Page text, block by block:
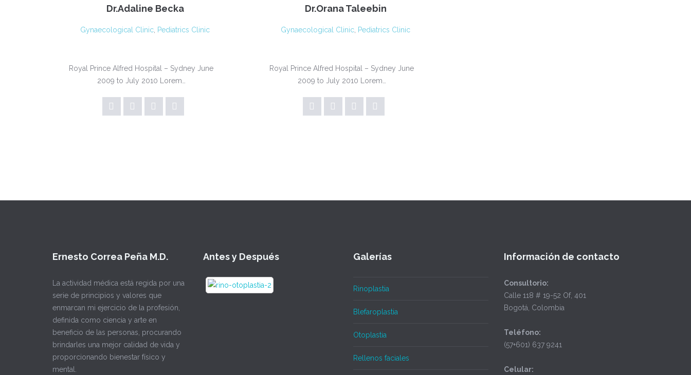
Dr.Adaline Becka
Gynaecological Clinic Pediatrics Clinic
Royal Prince Alfred Hospital – Sydney June
2009 to July 2010 Lorem…
Dr.Orana Taleebin
Gynaecological Clinic Pediatrics Clinic
Royal Prince Alfred Hospital – Sydney June
2009 to July 2010 Lorem…
Ernesto Correa Peña M.D.
La actividad médica está regida por una
serie de principios y valores que
enmarcan mi ejercicio de la profesión,
definida como ciencia y arte en
beneficio de las personas, procurando
brindarles una mejor calidad de vida y
proporcionando bienestar físico y
mental.
Antes y Después Galerías
Rinoplastia
Blefaroplastia
Otoplastia
Rellenos faciales
Información de contacto
Consultorio:
Calle 118 # 19-52 Of, 401
Bogotá, Colombia
Teléfono:
(57+601) 637 9241
Celular: